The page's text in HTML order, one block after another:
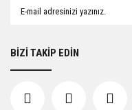
BİZİ TAKİP EDİN